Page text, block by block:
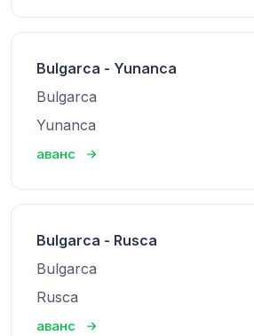
Bulgarca - Yunanca
Bulgarca
Yunanca
аванс
Bulgarca - Rusca
Bulgarca
Rusca
аванс